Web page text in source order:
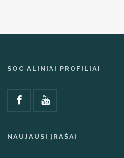
SOCIALINIAI PROFILIAI
NAUJAUSI ĮRAŠAI